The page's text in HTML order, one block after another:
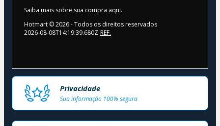
Saiba mais sobre sua compra aqui.
Hotmart ©2026- Todos os direitos reservados
2026-08-08T14:19:39.680Z REF.
Privacidade
Sua informação 100% segura